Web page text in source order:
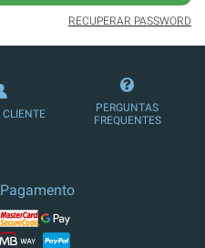
em produtos,
desportivos e
RECUPERAR PASSWORD
CLIENTE
PERGUNTAS
FREQUENTES